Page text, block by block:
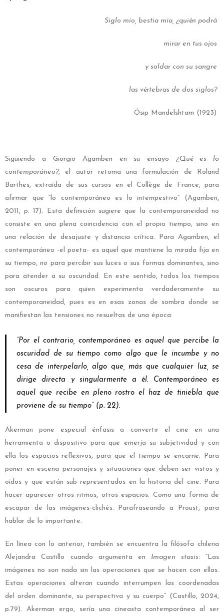
Siglo mío, bestia mía, ¿quién podrá
mirar en tus ojos
y soldar con su sangre
las vértebras de dos siglos?
Ósip Mandelshtam (1923)
Siguiendo a Giorgio Agamben en su ensayo¿Qué es lo
contemporáneo?, el autor retoma una formulación de Roland
Barthes, extraída de sus cursos en el Collège de France, para
afirmar que “lo contemporáneo es lo intempestivo” (Agamben,
2011, p. 17). Esta definición sugiere que la contemporaneidad no
consiste en una plena coincidencia con el propio tiempo, sino en
una relación de desajuste y distancia crítica. Para Agamben, el
contemporáneo -el poeta- es aquel que mantiene la mirada fija en
su tiempo, no para percibir sus luces o sus formas dominantes, sino
para atender a su oscuridad. En este sentido, todos los tiempos
son oscuros para quien experimenta verdaderamente su
contemporaneidad, pues es en esas zonas de sombra donde se
manifiestan las tensiones no resueltas de una época:
“Por el contrario, contemporáneo es aquel que percibe la
oscuridad de su tiempo como algo que le incumbe y no
cesa de interpelarlo, algo que, más que cualquier luz, se
dirige directa y singularmente a él. Contemporáneo es
aquel que recibe en pleno rostro el haz de tiniebla que
proviene de su tiempo” (p. 22).
Akerman pone especial énfasis a convertir el cine en una
herramienta o dispositivo para que emerja su subjetividad y con
ella los espacios reflexivos, para que el tiempo se encarne. Para
poner en escena personajes y situaciones que deben ser vistos y
oídos y que están sub representados en la historia del cine. Para
hacer aparecer otros ritmos, otros espacios. Como una forma de
escapar de las imágenes-clichés. Parafraseando a Proust, para
hablar de lo importante.
En línea con lo anterior, también se encuentra la filósofa chilena
Alejandra Castillo cuando argumenta en Imagen stasis: “Las
imágenes no son nada sin las operaciones que se hacen con ellas.
Estas operaciones alteran cuando interrumpen las coordenadas
del orden dominante, su perspectiva y su cuerpo” (Castillo, 2024,
p.79). Akerman ergo, sería una cineasta contemporánea al ser